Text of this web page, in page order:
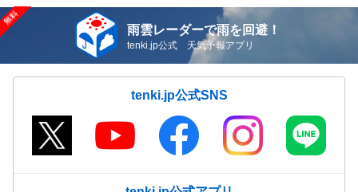
雨雲レーダーで雨を回避！
tenki.jp公式 天気予報アプリ
tenki.jp公式SNS